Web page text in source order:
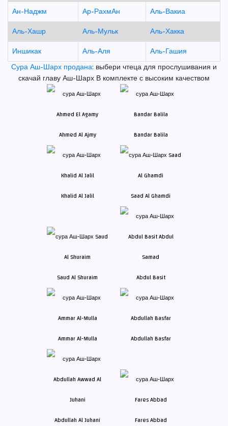
Ан-Наджм
Ар-РахмАн
Аль-Вакиа
Аль-Хашр
Аль-Мульк
Аль-Хакка
Иншикак
Аль-Аля
Аль-Гашия
Сура Аш-Шарх продана: выбери чтеца для прослушивания и
скачай главу Аш-Шарх В комплекте с высоким качеством
Ahmed Al Ajmy Bandar Balila
Khalid Al Jalil Saad Al Ghamdi
Saud Al Shuraim Abdul Basit
Ammar Al-Mulla Abdullah Basfar
Abdullah Al Juhani Fares Abbad